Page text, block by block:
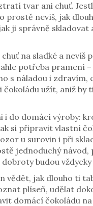
tvar ani chuť.
prostě nevíš, jak
ji správně skladovat
chuť na sladké a nevíš
potřeba pramení
s náladou i zdravím,
čokoládu užít, aniž by
i do domácí výroby:
si připravit vlastní
u surovin i při
jednoduchý návod,
budou
vědět, jak dlouho ti
plíseň, udělat
domácí čokoládu